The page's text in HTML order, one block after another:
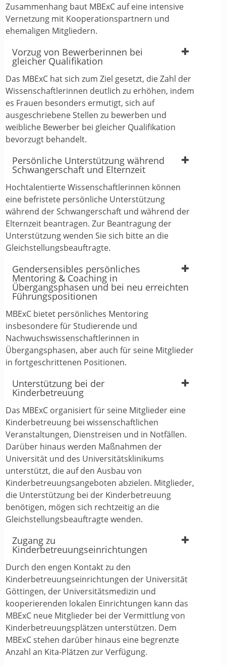
Zusammenhang baut MBExC auf eine intensive
Vernetzung mit Kooperationspartnern und
ehemaligen Mitgliedern.
Vorzug von Bewerberinnen bei
gleicher Qualifikation
Das MBExC hat sich zum Ziel gesetzt, die Zahl der
Wissenschaftlerinnen deutlich zu erhöhen, indem
es Frauen besonders ermutigt, sich auf
ausgeschriebene Stellen zu bewerben und
weibliche Bewerber bei gleicher Qualifikation
bevorzugt behandelt.
Persönliche Unterstützung während
Schwangerschaft und Elternzeit
Hochtalentierte Wissenschaftlerinnen können
eine befristete persönliche Unterstützung
während der Schwangerschaft und während der
Elternzeit beantragen. Zur Beantragung der
Unterstützung wenden Sie sich bitte an die
Gleichstellungsbeauftragte.
Gendersensibles persönliches
Mentoring & Coaching in
Übergangsphasen und bei neu erreichten
Führungspositionen
MBExC bietet persönliches Mentoring
insbesondere für Studierende und
Nachwuchswissenschaftlerinnen in
Übergangsphasen, aber auch für seine Mitglieder
in fortgeschrittenen Positionen.
Unterstützung bei der
Kinderbetreuung
Das MBExC organisiert für seine Mitglieder eine
Kinderbetreuung bei wissenschaftlichen
Veranstaltungen, Dienstreisen und in Notfällen.
Darüber hinaus werden Maßnahmen der
Universität und des Universitätsklinikums
unterstützt, die auf den Ausbau von
Kinderbetreuungsangeboten abzielen. Mitglieder,
die Unterstützung bei der Kinderbetreuung
benötigen, mögen sich rechtzeitig an die
Gleichstellungsbeauftragte wenden.
Zugang zu
Kinderbetreuungseinrichtungen
Durch den engen Kontakt zu den
Kinderbetreuungseinrichtungen der Universität
Göttingen, der Universitätsmedizin und
kooperierenden lokalen Einrichtungen kann das
MBExC neue Mitglieder bei der Vermittlung von
Kinderbetreuungsplätzen unterstützen. Dem
MBExC stehen darüber hinaus eine begrenzte
Anzahl an Kita-Plätzen zur Verfügung.